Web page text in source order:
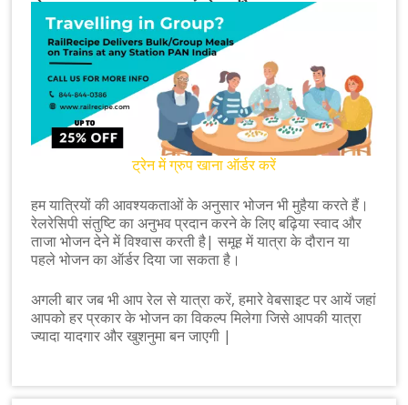
ट्रेन में ग्रुप खाना ऑर्डर करें
हम यात्रियों की आवश्यकताओं के अनुसार भोजन भी मुहैया करते हैं।
रेलरेसिपी संतुष्टि का अनुभव प्रदान करने के लिए बढ़िया स्वाद और
ताजा भोजन देने में विश्वास करती है| समूह में यात्रा के दौरान या
पहले भोजन का ऑर्डर दिया जा सकता है।
अगली बार जब भी आप रेल से यात्रा करें, हमारे वेबसाइट पर आयें जहां
आपको हर प्रकार के भोजन का विकल्प मिलेगा जिसे आपकी यात्रा
ज्यादा यादगार और खुशनुमा बन जाएगी |